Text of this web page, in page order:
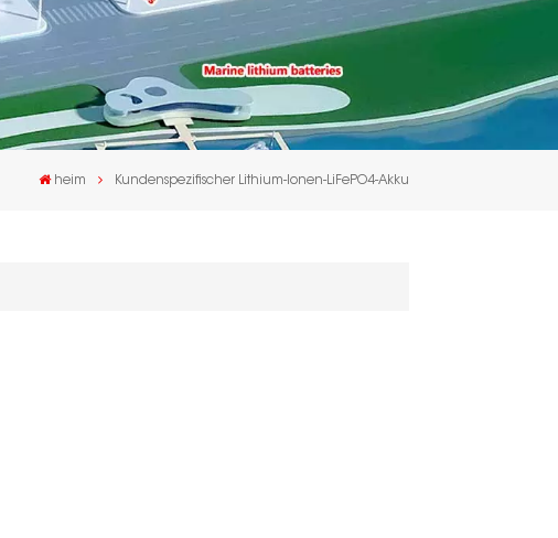
heim Kundenspezifischer Lithium-Ionen-LiFePO4-Akku